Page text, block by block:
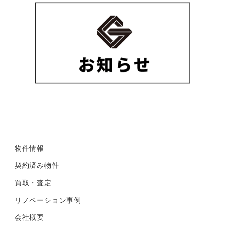
物件情報
契約済み物件
買取・査定
リノベーション事例
会社概要